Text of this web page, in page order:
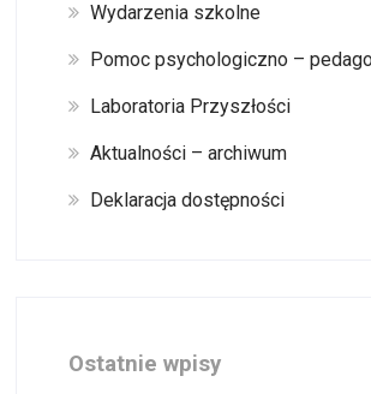
Wydarzenia szkolne
Pomoc psychologiczno –
Laboratoria Przyszłości
Aktualności – archiwum
Deklaracja dostępności
Ostatnie wpisy